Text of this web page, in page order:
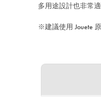
多用途設計也非常
※建議使用 Jouete